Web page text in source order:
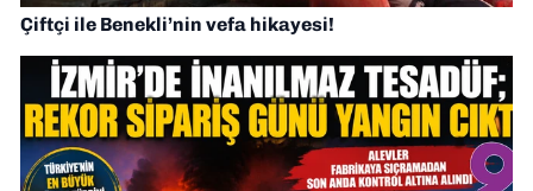
Çiftçi ile Benekli’nin vefa hikayesi!